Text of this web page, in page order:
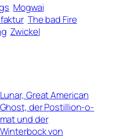
Mogwai
The bad Fire
Zwickel
Lunar, Great American
Ghost, der Postillion-o-
mat und der
Winterbock von